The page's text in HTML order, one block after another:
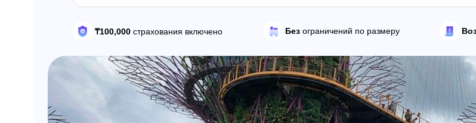
₸100,000 страхования включено Безограничений по размеру